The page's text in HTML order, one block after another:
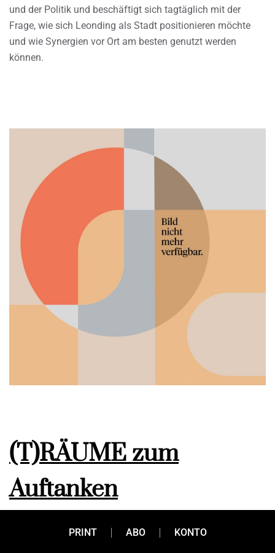
und der Politik und beschäftigt sich tagtäglich mit der
Frage, wie sich Leonding als Stadt positionieren möchte
und wie Synergien vor Ort am besten genutzt werden
können.
(T)RÄUME zum
Auftanken
PRINT ABO KONTO